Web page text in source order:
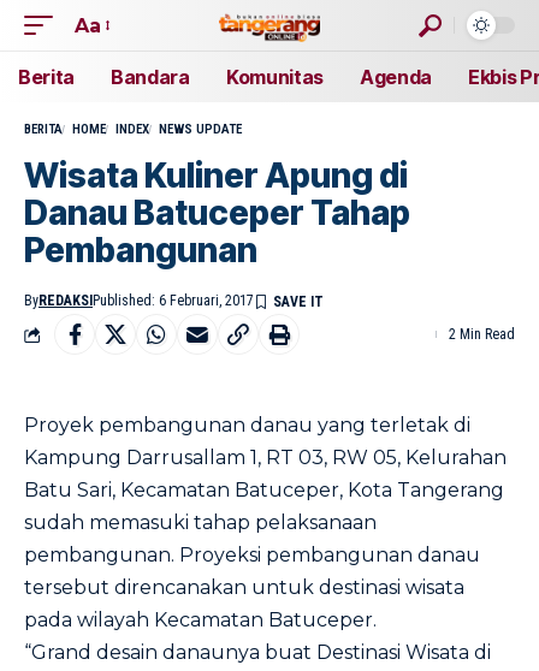
Aa
Berita Bandara Komunitas Agenda Ekbis
BERITA HOME INDEX NEWS UPDATE
Wisata Kuliner Apung di
Danau Batuceper Tahap
Pembangunan
ByREDAKSI Published: 6 Februari, 2017
2 Min Read
Proyek pembangunan danau yang terletak di
Kampung Darrusallam 1, RT 03, RW 05, Kelurahan
Batu Sari, Kecamatan Batuceper, Kota Tangerang
sudah memasuki tahap pelaksanaan
pembangunan. Proyeksi pembangunan danau
tersebut direncanakan untuk destinasi wisata
pada wilayah Kecamatan Batuceper.
“Grand desain danaunya buat Destinasi Wisata di